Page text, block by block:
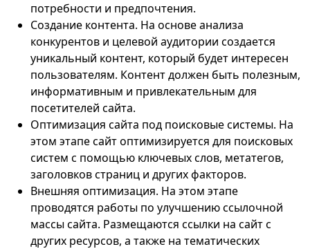
потребности и предпочтения.
Создание контента. На основе анализа
конкурентов и целевой аудитории создается
уникальный контент, который будет интересен
пользователям. Контент должен быть полезным,
информативным и привлекательным для
посетителей сайта.
Оптимизация сайта под поисковые системы. На
этом этапе сайт оптимизируется для поисковых
систем с помощью ключевых слов, метатегов,
заголовков страниц и других факторов.
Внешняя оптимизация. На этом этапе
проводятся работы по улучшению ссылочной
массы сайта. Размещаются ссылки на сайт с
других ресурсов, а также на тематических